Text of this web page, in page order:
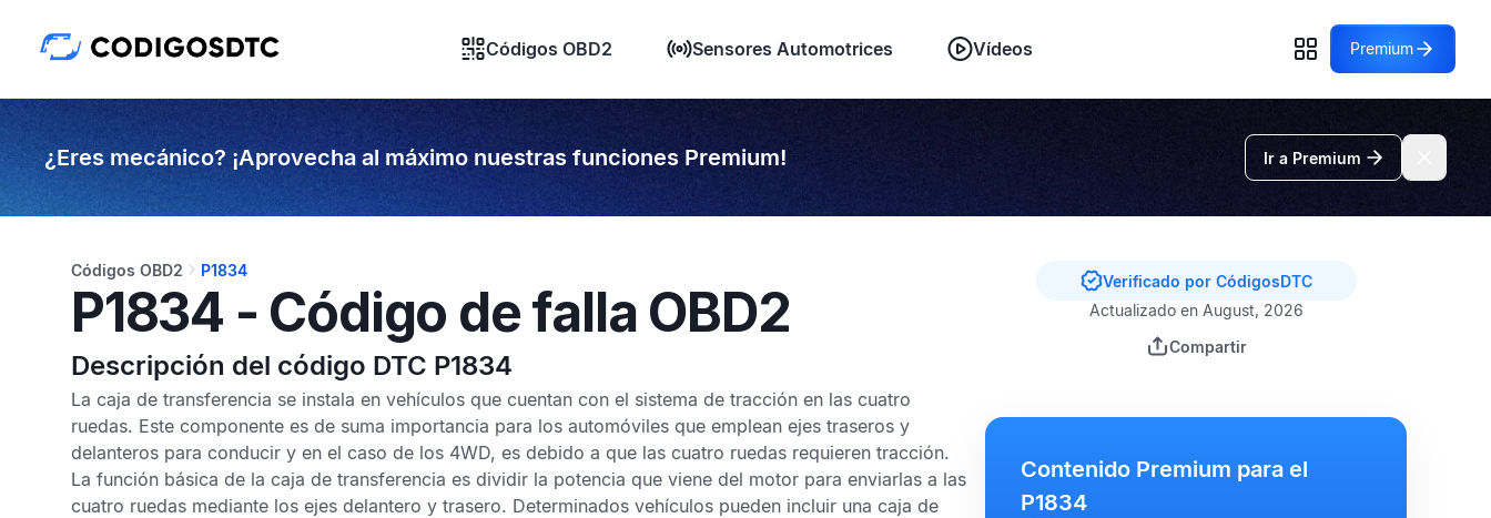
Códigos OBD2 Sensores Automotrices Vídeos Premium
¿Eres mecánico? ¡Aprovecha al máximo nuestras funciones Premium! Ir a Premium
Códigos OBD2 P1834
P1834 - Código de falla OBD2
Descripción del código DTC P1834
La caja de transferencia se instala en vehículos que cuentan con el sistema de tracción en las cuatro
ruedas. Este componente es de suma importancia para los automóviles que emplean ejes traseros y
delanteros para conducir y en el caso de los 4WD, es debido a que las cuatro ruedas requieren tracción.
La función básica de la caja de transferencia es dividir la potencia que viene del motor para enviarlas a las
cuatro ruedas mediante los ejes delantero y trasero. Determinados vehículos pueden incluir una caja de
Verificado por CódigosDTC
Actualizado en August, 2026
Compartir
Contenido Premium para el
P1834